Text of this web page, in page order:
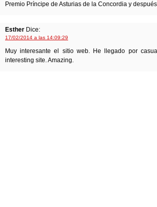
Premio Príncipe de Asturias de la Concordia y
Esther Dice:
17/02/2014 a las 14:09:29
Muy interesante el sitio web. He llegado por
interesting site. Amazing.